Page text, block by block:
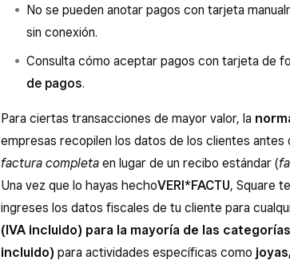
No se pueden anotar pagos con tarjeta
sin conexión.
Consulta cómo aceptar pagos con tarjeta de
de pagos.
Para ciertas transacciones de mayor valor, la
empresas recopilen los datos de los clientes antes
factura completa en lugar de un recibo estándar (
Una vez que lo hayas hechoVERI*FACTU, Square
ingreses los datos fiscales de tu cliente para
(IVA incluido) para la mayoría de las
incluido) para actividades específicas como